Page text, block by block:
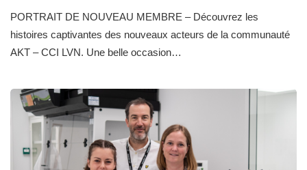
PORTRAIT DE NOUVEAU MEMBRE – Découvrez les
histoires captivantes des nouveaux acteurs de la communauté
AKT – CCI LVN. Une belle occasion…